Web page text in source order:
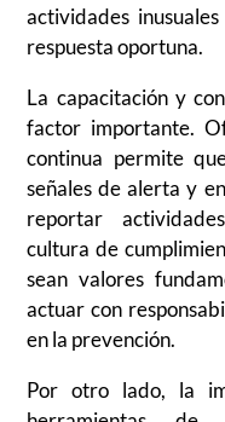
actividades
respuesta oportuna.
La capacitación y
factor importante.
continua permite
señales de alerta y
reportar
cultura de
sean valores
actuar con
en la prevención.
Por otro lado, la